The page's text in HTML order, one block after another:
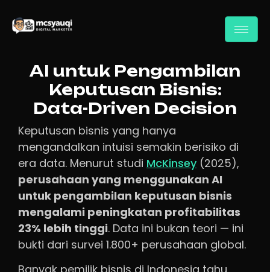
AI untuk Pengambilan
Keputusan Bisnis:
Data-Driven Decision
Keputusan bisnis yang hanya
mengandalkan intuisi semakin berisiko di
era data. Menurut studi McKinsey (2025),
perusahaan yang menggunakan AI
untuk pengambilan keputusan bisnis
mengalami peningkatan profitabilitas
23% lebih tinggi. Data ini bukan teori — ini
bukti dari survei 1.800+ perusahaan global.